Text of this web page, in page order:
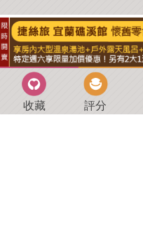
收藏 評分